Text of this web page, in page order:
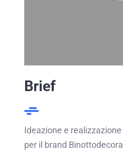
Brief
Ideazione e
per il brand